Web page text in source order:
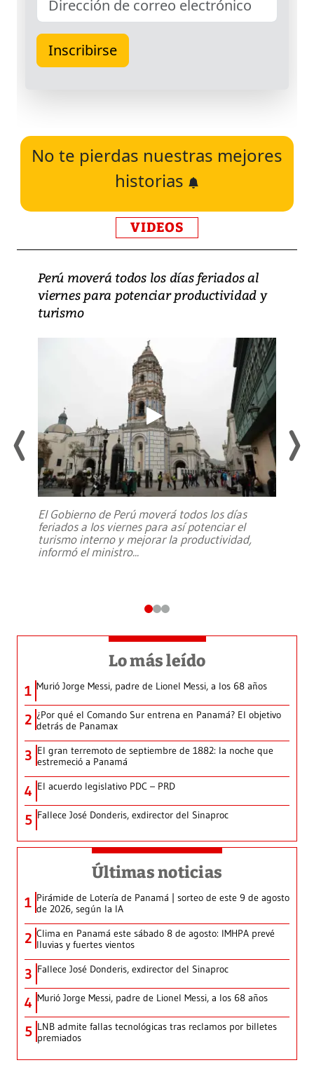
No te pierdas nuestras mejores
historias
VIDEOS
Perú moverá todos los días feriados al
viernes para potenciar productividad y
turismo
El Gobierno de Perú moverá todos los días
feriados a los viernes para así potenciar el
turismo interno y mejorar la productividad,
informó el ministro...
Lo más leído
1 Murió Jorge Messi, padre de Lionel Messi, a los 68 años
2 ¿Por qué el Comando Sur entrena en Panamá? El objetivo
detrás de Panamax
3 El gran terremoto de septiembre de 1882: la noche que
estremeció a Panamá
4 El acuerdo legislativo PDC – PRD
5 Fallece José Donderis, exdirector del Sinaproc
Últimas noticias
1 Pirámide de Lotería de Panamá | sorteo de este 9 de agosto
de 2026, según la IA
2 Clima en Panamá este sábado 8 de agosto: IMHPA prevé
lluvias y fuertes vientos
3 Fallece José Donderis, exdirector del Sinaproc
4 Murió Jorge Messi, padre de Lionel Messi, a los 68 años
5 LNB admite fallas tecnológicas tras reclamos por billetes
premiados